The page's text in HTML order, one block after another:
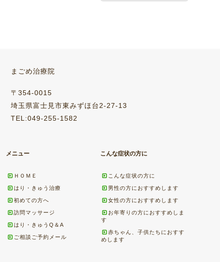
まごめ治療院
〒354-0015
埼玉県富士見市東みずほ台2-27-13
TEL:049-255-1582
メニュー
ＨＯＭＥ
はり・きゅう治療
初めての方へ
訪問マッサージ
はり・きゅうQ＆A
ご相談ご予約メール
こんな症状の方に
こんな症状の方に
男性の方におすすめします
女性の方におすすめします
お年寄りの方におすすめしま
す
赤ちゃん、子供たちにおすす
めします